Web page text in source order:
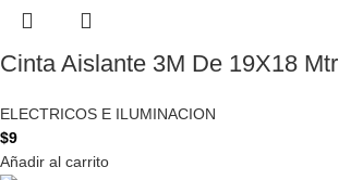
Cinta Aislante 3M De 19X18 Mtr
ELECTRICOS E ILUMINACION
$9
Añadir al carrito